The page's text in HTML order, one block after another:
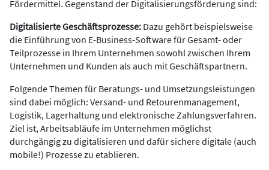
Fördermittel. Gegenstand der Digitalisierungsförderung sind:
Digitalisierte Geschäftsprozesse: Dazu gehört beispielsweise
die Einführung von E-Business-Software für Gesamt- oder
Teilprozesse in Ihrem Unternehmen sowohl zwischen Ihrem
Unternehmen und Kunden als auch mit Geschäftspartnern.
Folgende Themen für Beratungs- und Umsetzungsleistungen
sind dabei möglich: Versand- und Retourenmanagement,
Logistik, Lagerhaltung und elektronische Zahlungsverfahren.
Ziel ist, Arbeitsabläufe im Unternehmen möglichst
durchgängig zu ­digitalisieren und dafür sichere digitale (auch
mobile!) Prozesse zu etablieren.